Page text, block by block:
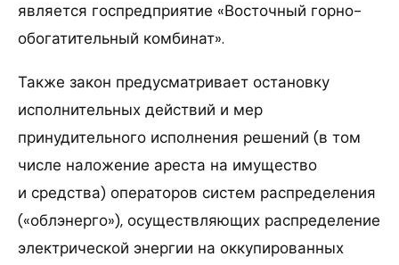
является госпредприятие «Восточный горно-
обогатительный комбинат».
Также закон предусматривает остановку
исполнительных действий и мер
принудительного исполнения решений (в том
числе наложение ареста на имущество
и средства) операторов систем распределения
(«облэнерго»), осуществляющих распределение
электрической энергии на оккупированных